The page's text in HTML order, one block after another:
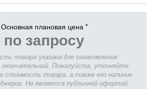
Основная плановая цена *
по запросу
товара указана для ознакомления
Пожалуйста, уточняйте
стоимость товара, а также его наличие
Не является публичной офертой.